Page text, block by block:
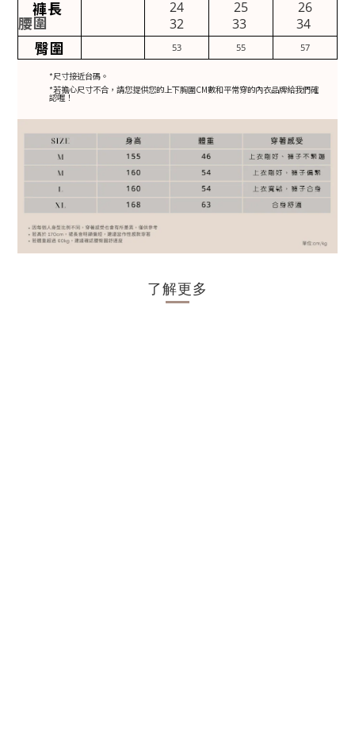
褲長
腰圍
24
32
25
33
26
34
臀圍 53 55 57
*尺寸接近台碼。
*若擔心尺寸不合，請您提供您的上下胸圍CM數和平常穿的內衣品牌給我們確
認喔！
了解更多